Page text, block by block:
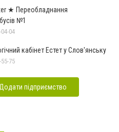
★ Переобладнання
№1
04
кабінет Естет у Слов'янську
75
Додати підприємство